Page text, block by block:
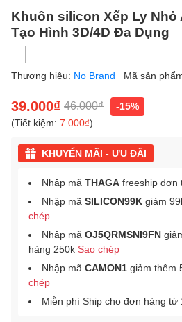
Khuôn silicon Xếp Ly Nhỏ
Tạo Hình 3D/4D Đa Dụng
Thương hiệu: No Brand Mã sản
39.000₫ 46.000₫
-15%
(Tiết kiệm: 7.000₫)
KHUYẾN MÃI - ƯU ĐÃI
Nhập mã THAGA freeship đơn
Nhập mã SILICON99K giảm
chép
Nhập mã OJ5QRMSNI9FN
hàng 250k Sao chép
Nhập mã CAMON1 giảm thêm
chép
Miễn phí Ship cho đơn hàng từ